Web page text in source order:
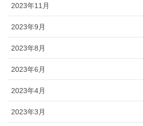
2023年11月
2023年9月
2023年8月
2023年6月
2023年4月
2023年3月